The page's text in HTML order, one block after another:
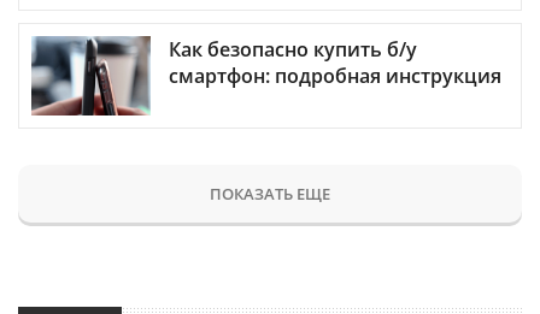
Как безопасно купить б/у
смартфон: подробная инструкция
ПОКАЗАТЬ ЕЩЕ